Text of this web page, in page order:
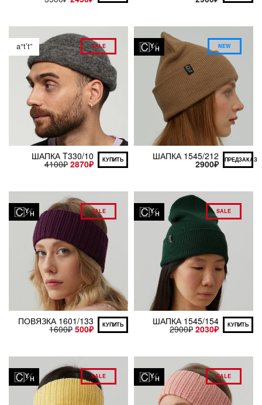
a°t’t” SALE
ШАПКА T330/10
4100₽ 2870₽ КУПИТЬ
NEW
ШАПКА 1545/212
2900₽ ПРЕДЗАКАЗ
SALE
ПОВЯЗКА 1601/133
1600₽ 500₽ КУПИТЬ
SALE
ШАПКА 1545/154
2900₽ 2030₽ КУПИТЬ
SALE SALE